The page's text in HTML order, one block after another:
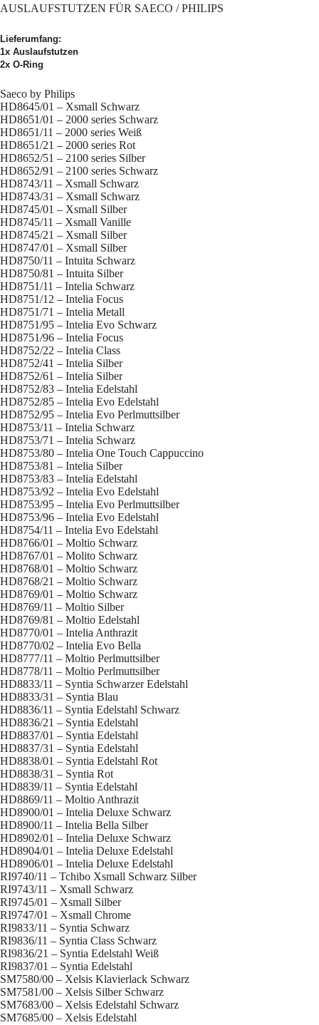
AUSLAUFSTUTZEN FÜR SAECO / PHILIPS
Lieferumfang:
1x Auslaufstutzen
2x O-Ring
Saeco by Philips
HD8645/01 – Xsmall Schwarz
HD8651/01 – 2000 series Schwarz
HD8651/11 – 2000 series Weiß
HD8651/21 – 2000 series Rot
HD8652/51 – 2100 series Silber
HD8652/91 – 2100 series Schwarz
HD8743/11 – Xsmall Schwarz
HD8743/31 – Xsmall Schwarz
HD8745/01 – Xsmall Silber
HD8745/11 – Xsmall Vanille
HD8745/21 – Xsmall Silber
HD8747/01 – Xsmall Silber
HD8750/11 – Intuita Schwarz
HD8750/81 – Intuita Silber
HD8751/11 – Intelia Schwarz
HD8751/12 – Intelia Focus
HD8751/71 – Intelia Metall
HD8751/95 – Intelia Evo Schwarz
HD8751/96 – Intelia Focus
HD8752/22 – Intelia Class
HD8752/41 – Intelia Silber
HD8752/61 – Intelia Silber
HD8752/83 – Intelia Edelstahl
HD8752/85 – Intelia Evo Edelstahl
HD8752/95 – Intelia Evo Perlmuttsilber
HD8753/11 – Intelia Schwarz
HD8753/71 – Intelia Schwarz
HD8753/80 – Intelia One Touch Cappuccino
HD8753/81 – Intelia Silber
HD8753/83 – Intelia Edelstahl
HD8753/92 – Intelia Evo Edelstahl
HD8753/95 – Intelia Evo Perlmuttsilber
HD8753/96 – Intelia Evo Edelstahl
HD8754/11 – Intelia Evo Edelstahl
HD8766/01 – Moltio Schwarz
HD8767/01 – Molito Schwarz
HD8768/01 – Moltio Schwarz
HD8768/21 – Moltio Schwarz
HD8769/01 – Moltio Schwarz
HD8769/11 – Moltio Silber
HD8769/81 – Moltio Edelstahl
HD8770/01 – Intelia Anthrazit
HD8770/02 – Intelia Evo Bella
HD8777/11 – Moltio Perlmuttsilber
HD8778/11 – Moltio Perlmuttsilber
HD8833/11 – Syntia Schwarzer Edelstahl
HD8833/31 – Syntia Blau
HD8836/11 – Syntia Edelstahl Schwarz
HD8836/21 – Syntia Edelstahl
HD8837/01 – Syntia Edelstahl
HD8837/31 – Syntia Edelstahl
HD8838/01 – Syntia Edelstahl Rot
HD8838/31 – Syntia Rot
HD8839/11 – Syntia Edelstahl
HD8869/11 – Moltio Anthrazit
HD8900/01 – Intelia Deluxe Schwarz
HD8900/11 – Intelia Bella Silber
HD8902/01 – Intelia Deluxe Schwarz
HD8904/01 – Intelia Deluxe Edelstahl
HD8906/01 – Intelia Deluxe Edelstahl
RI9740/11 – Tchibo Xsmall Schwarz Silber
RI9743/11 – Xsmall Schwarz
RI9745/01 – Xsmall Silber
RI9747/01 – Xsmall Chrome
RI9833/11 – Syntia Schwarz
RI9836/11 – Syntia Class Schwarz
RI9836/21 – Syntia Edelstahl Weiß
RI9837/01 – Syntia Edelstahl
SM7580/00 – Xelsis Klavierlack Schwarz
SM7581/00 – Xelsis Silber Schwarz
SM7683/00 – Xelsis Edelstahl Schwarz
SM7685/00 – Xelsis Edelstahl